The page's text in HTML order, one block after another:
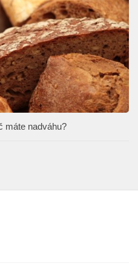
máte nadváhu?